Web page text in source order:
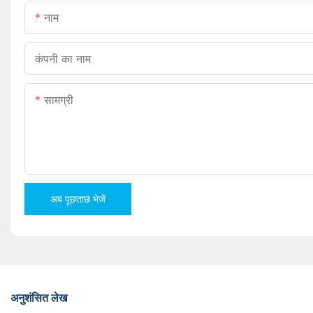
नाम
कंपनी का नाम
सामग्री
अब पूछताछ भेजें
अनुशंसित लेख